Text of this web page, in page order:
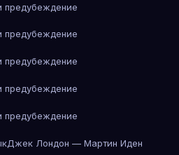
предубеждение
предубеждение
предубеждение
предубеждение
предубеждение
Джек Лондон — Мартин Иден